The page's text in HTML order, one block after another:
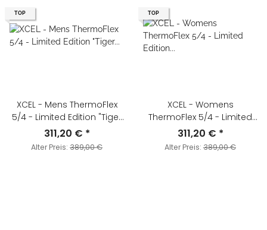
TOP
XCEL - Mens ThermoFlex
5/4 - Limited Edition "Tiger
Shark" - Tauchanzug
Herren
311,20 € *
Alter Preis: 389,00 €
TOP
XCEL - Womens
ThermoFlex 5/4 - Limited
Edition "Whale Shark" -
Tauchanzug Damen
311,20 € *
Alter Preis: 389,00 €